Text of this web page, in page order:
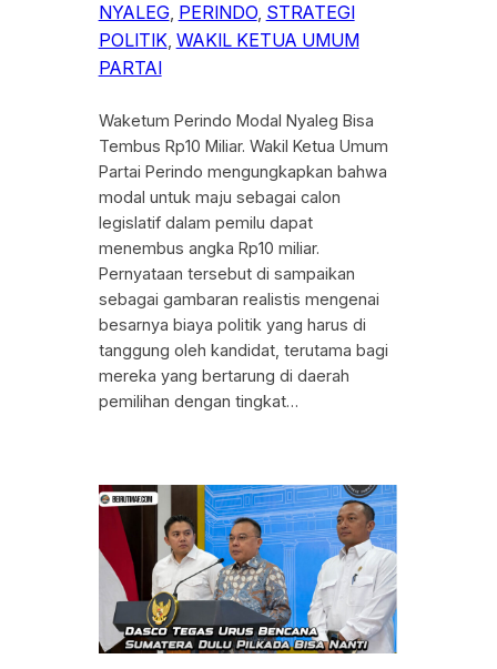
NYALEG, PERINDO, STRATEGI
POLITIK, WAKIL KETUA UMUM
PARTAI
Waketum Perindo Modal Nyaleg Bisa
Tembus Rp10 Miliar. Wakil Ketua Umum
Partai Perindo mengungkapkan bahwa
modal untuk maju sebagai calon
legislatif dalam pemilu dapat
menembus angka Rp10 miliar.
Pernyataan tersebut di sampaikan
sebagai gambaran realistis mengenai
besarnya biaya politik yang harus di
tanggung oleh kandidat, terutama bagi
mereka yang bertarung di daerah
pemilihan dengan tingkat…